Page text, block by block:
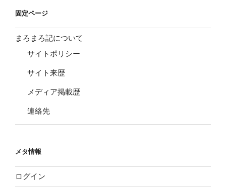
固定ページ
まろまろ記について
サイトポリシー
サイト来歴
メディア掲載歴
連絡先
メタ情報
ログイン